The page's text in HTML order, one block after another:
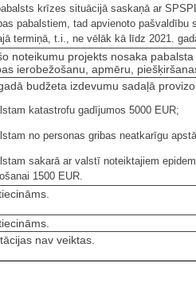
krīzes situācijā saskaņā ar
pabalstiem, tad apvienoto pašvaldību
termiņā, t.i., ne vēlāk kā līdz 2021.
noteikumu projekts nosaka
ierobežošanu, apmēru,
budžeta izdevumu sadaļā
katastrofu gadījumos 5000 EUR;
no personas gribas neatkarīgu
sakarā ar valstī noteiktajiem
1500 EUR.
nav veiktas.